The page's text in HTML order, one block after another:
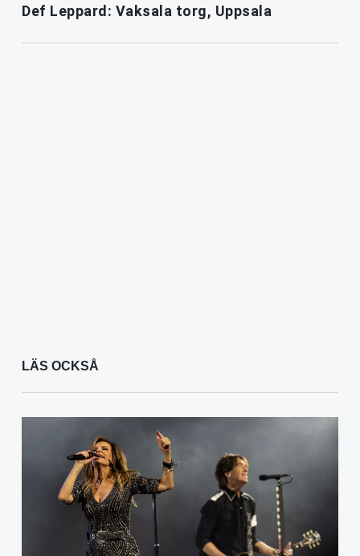
Def Leppard: Vaksala torg, Uppsala
LÄS OCKSÅ